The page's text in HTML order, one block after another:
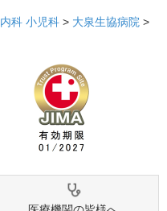
内科 小児科 > 大泉生協病院 >